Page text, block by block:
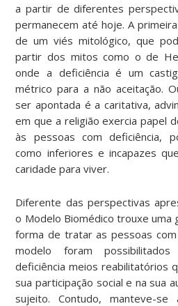
a partir de diferentes
permanecem até hoje. A
de um viés mitológico, que
partir dos mitos como o de
onde a deficiência é um
métrico para a não aceitação.
ser apontada é a caritativa,
em que a religião exercia papel
às pessoas com deficiência,
como inferiores e incapazes
caridade para viver.
Diferente das perspectivas
o Modelo Biomédico trouxe uma
forma de tratar as pessoas com
modelo foram
deficiência meios reabilitatórios
sua participação social e na sua
sujeito. Contudo, manteve-